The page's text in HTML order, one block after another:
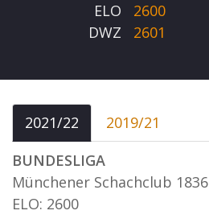
ELO
2600
DWZ
2601
2021/22
2019/21
BUNDESLIGA
Münchener Schachclub 1836
ELO: 2600